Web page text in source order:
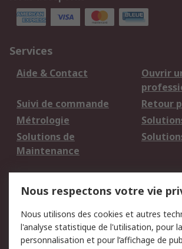
Services
Aide & Contact
Ouvrir
Suivi de commande
Retour
Métrologie
Solutions de
Maintenance
du site
Politique de protection
Sécurité
Nous respectons votre vie
Nous utilisons des cookies et autres
l'analyse statistique de l'utilisation, pour la
personnalisation et pour l’affichage de